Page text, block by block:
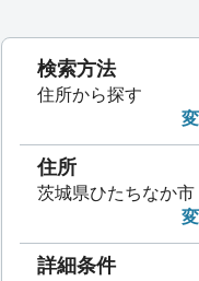
検索方法
住所から探す
住所
茨城県ひたちなか市
詳細条件